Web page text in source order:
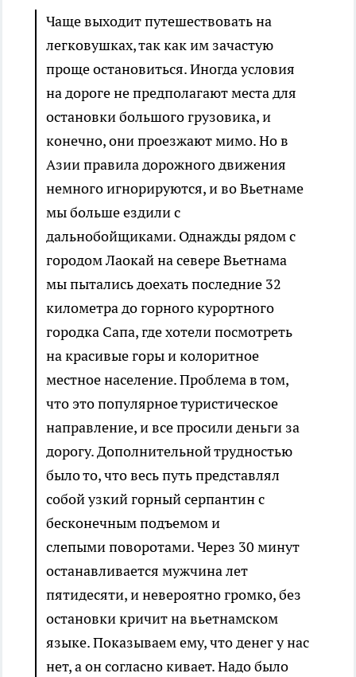
Чаще выходит путешествовать на
легковушках, так как им зачастую
проще остановиться. Иногда условия
на дороге не предполагают места для
остановки большого грузовика, и
конечно, они проезжают мимо. Но в
Азии правила дорожного движения
немного игнорируются, и во Вьетнаме
мы больше ездили с
дальнобойщиками. Однажды рядом с
городом Лаокай на севере Вьетнама
мы пытались доехать последние 32
километра до горного курортного
городка Сапа, где хотели посмотреть
на красивые горы и колоритное
местное население. Проблема в том,
что это популярное туристическое
направление, и все просили деньги за
дорогу. Дополнительной трудностью
было то, что весь путь представлял
собой узкий горный серпантин с
бесконечным подъемом и
слепыми поворотами. Через 30 минут
останавливается мужчина лет
пятидесяти, и невероятно громко, без
остановки кричит на вьетнамском
языке. Показываем ему, что денег у нас
нет, а он согласно кивает. Надо было